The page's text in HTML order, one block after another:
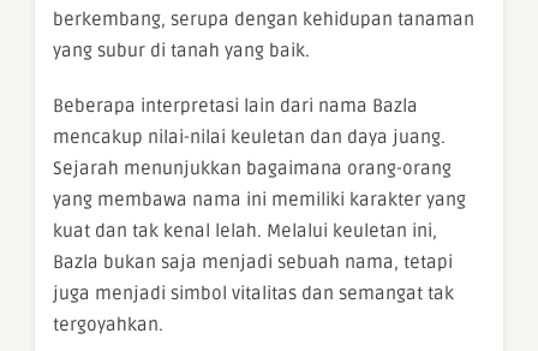
berkembang, serupa dengan kehidupan tanaman
yang subur di tanah yang baik.
Beberapa interpretasi lain dari nama Bazla
mencakup nilai-nilai keuletan dan daya juang.
Sejarah menunjukkan bagaimana orang-orang
yang membawa nama ini memiliki karakter yang
kuat dan tak kenal lelah. Melalui keuletan ini,
Bazla bukan saja menjadi sebuah nama, tetapi
juga menjadi simbol vitalitas dan semangat tak
tergoyahkan.